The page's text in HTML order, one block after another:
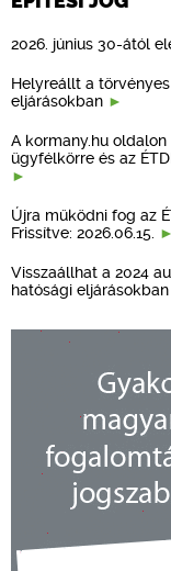
2026. június 30-ától
Helyreállt a
eljárásokban
A kormany.hu
ügyfélkörre és az
Újra működni fog az
Frissítve: 2026.06.15.
Visszaállhat a 2024
hatósági eljárásokban